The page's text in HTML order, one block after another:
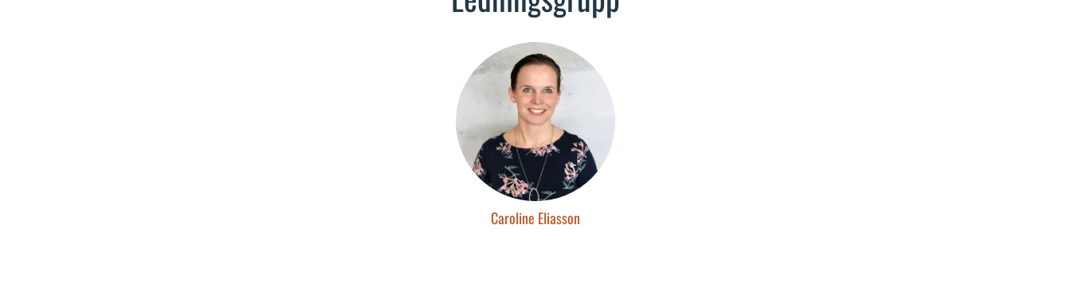
Caroline Eliasson